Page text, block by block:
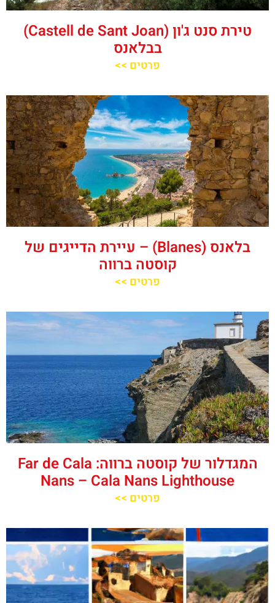
טירת סנט ג'ון (Castell de Sant Joan)
בבלאנס
פרטים >>
בלאנס (Blanes) – עיירת הדייגים של
קוסטה ברווה
פרטים >>
המגדלור של קוסטה ברווה: ‪‪Far de Cala
Nans – Cala Nans Lighthouse‬‬
פרטים >>